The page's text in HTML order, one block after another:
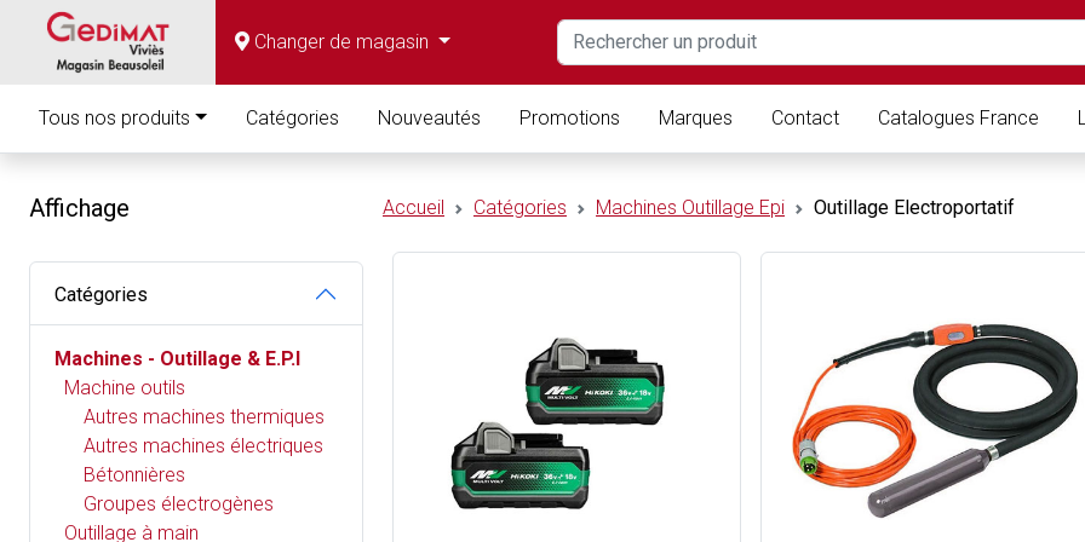
Changer de magasin
Tous nos produits Catégories Nouveautés Promotions Marques Contact Catalogues France
Affichage
Catégories
Machines - Outillage & E.P.I
Machine outils
Autres machines thermiques
Autres machines électriques
Bétonnières
Groupes électrogènes
Outillage à main
Accueil Catégories Machines Outillage Epi Outillage Electroportatif